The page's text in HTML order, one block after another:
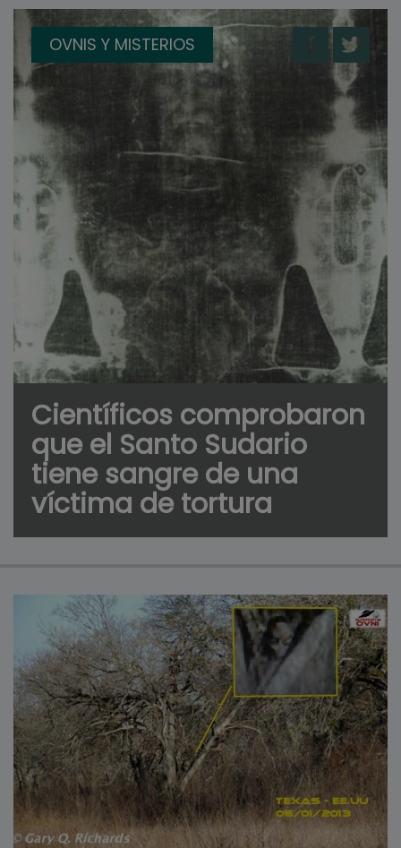
OVNIS Y MISTERIOS
Científicos comprobaron
que el Santo Sudario
tiene sangre de una
víctima de tortura